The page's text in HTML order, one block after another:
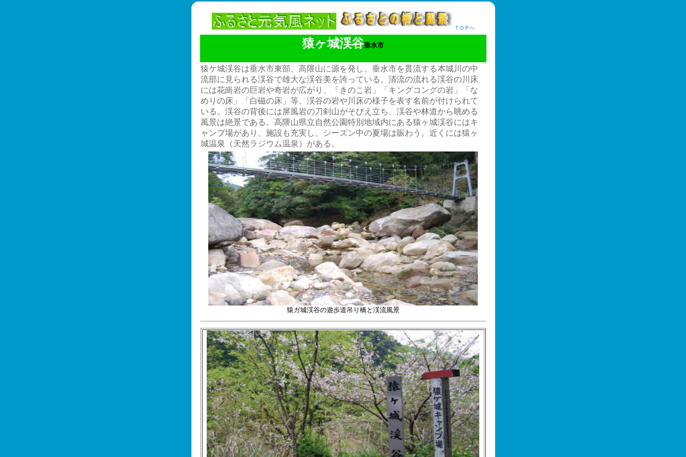
ＴＯＰへ
猿ヶ城渓谷垂水市
猿ケ城渓谷は垂水市東部、高隈山に源を発し、垂水市を貫流する本城川の中
流部に見られる渓谷で雄大な渓谷美を誇っている。 清流の流れる渓谷の川床
には花崗岩の巨岩や奇岩が広がり、「きのこ岩」「キングコングの岩」「な
めりの床」「白磁の床」等、渓谷の岩や川床の様子を表す名前が付けられて
いる。 渓谷の背後には屏風岩の刀剣山がそびえ立ち、渓谷や林道から眺める
風景は絶景である。高隈山県立自然公園特別地域内にある猿ヶ城渓谷にはキ
ャンプ場があり、施設も充実し、シーズン中の夏場は賑わう。近くには猿ヶ
城温泉（天然ラジウム温泉）がある 。
猿ガ城渓谷の遊歩道吊り橋と渓流風景